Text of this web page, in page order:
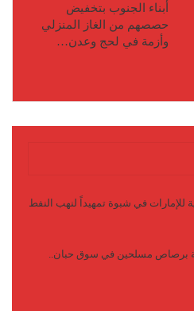
أبناء الجنوب بتخفيض
حصصهم من الغاز المنزلي
وأزمة في لحج وعدن…
للإمارات في شبوة تمهيداً لنهب النفط
برصاص مسلحين في سوق حبان..